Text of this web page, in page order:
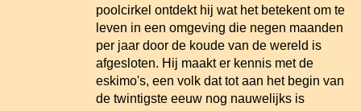
poolcirkel ontdekt hij wat het betekent om te
leven in een omgeving die negen maanden
per jaar door de koude van de wereld is
afgesloten. Hij maakt er kennis met de
eskimo's, een volk dat tot aan het begin van
de twintigste eeuw nog nauwelijks is